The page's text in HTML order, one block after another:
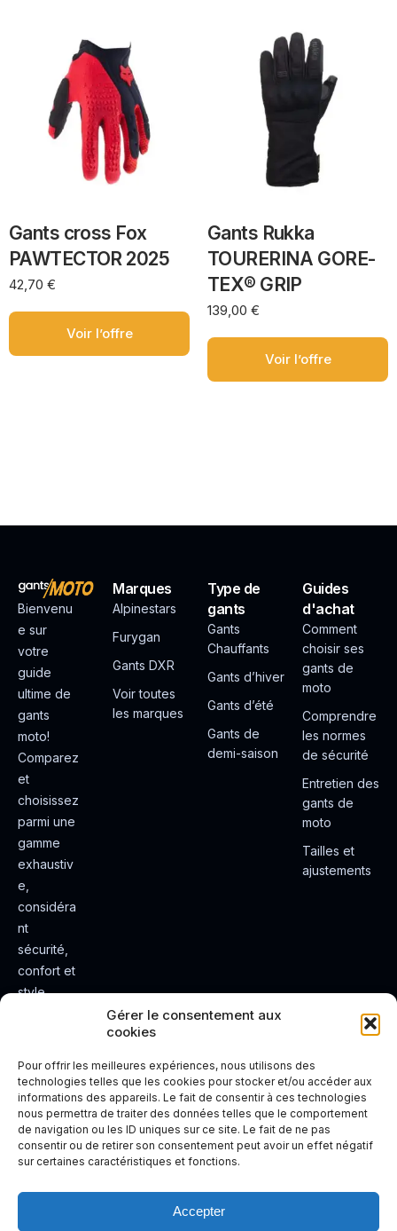
Gérer le consentement aux
cookies
Pour offrir les meilleures expériences, nous utilisons des
technologies telles que les cookies pour stocker et/ou accéder aux
informations des appareils. Le fait de consentir à ces technologies
nous permettra de traiter des données telles que le comportement
de navigation ou les ID uniques sur ce site. Le fait de ne pas
consentir ou de retirer son consentement peut avoir un effet négatif
sur certaines caractéristiques et fonctions.
Accepter
Gants cross Fox
PAWTECTOR 2025
42,70 €
Voir l’offre
Gants Rukka
TOURERINA GORE-
TEX® GRIP
139,00 €
Voir l’offre
Bienvenu
e sur
votre
guide
ultime de
gants
moto!
Comparez
et
choisissez
parmi une
gamme
exhaustiv
e,
considéra
nt
sécurité,
confort et
style.
e de
conduite
plus sûre
et plus
agréable.
Marques
Alpinestars
Furygan
Gants DXR
Voir toutes
les marques
Type de
gants
Gants
Chauffants
Gants d’hiver
Gants d’été
Gants de
demi-saison
Guides
d'achat
Comment
choisir ses
gants de
moto
Comprendre
les normes
de sécurité
Entretien des
gants de
moto
Tailles et
ajustements